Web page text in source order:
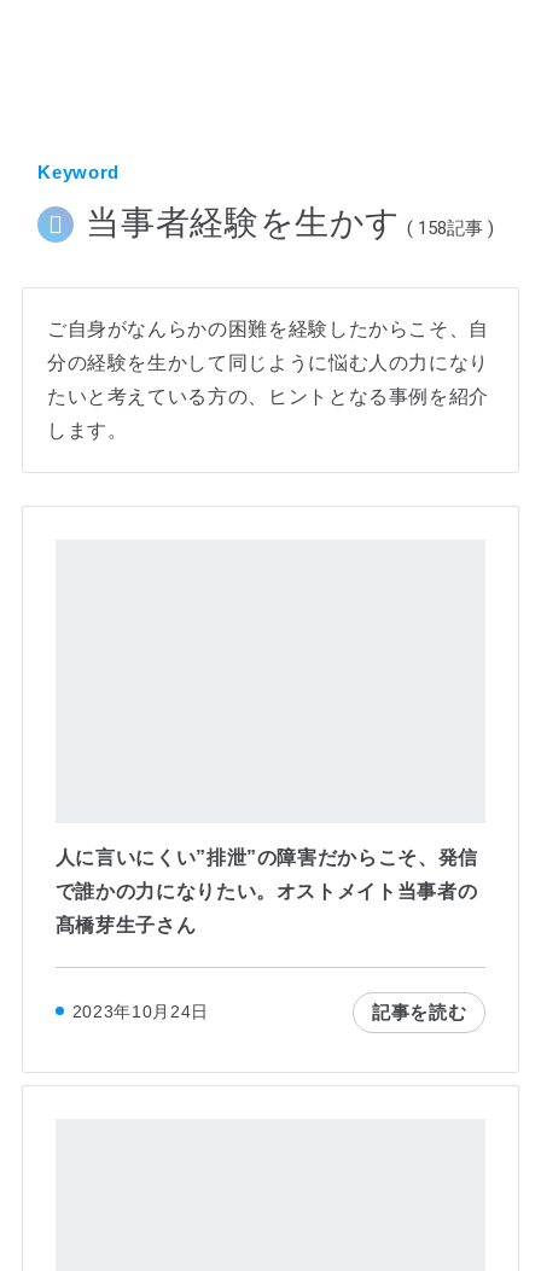
Keyword
当事者経験を生かす ( 158記事 )
ご自身がなんらかの困難を経験したからこそ、自
分の経験を生かして同じように悩む人の力になり
たいと考えている方の、ヒントとなる事例を紹介
します。
人に言いにくい”排泄”の障害だからこそ、発信
で誰かの力になりたい。オストメイト当事者の
髙橋芽生子さん
2023年10月24日 記事を読む